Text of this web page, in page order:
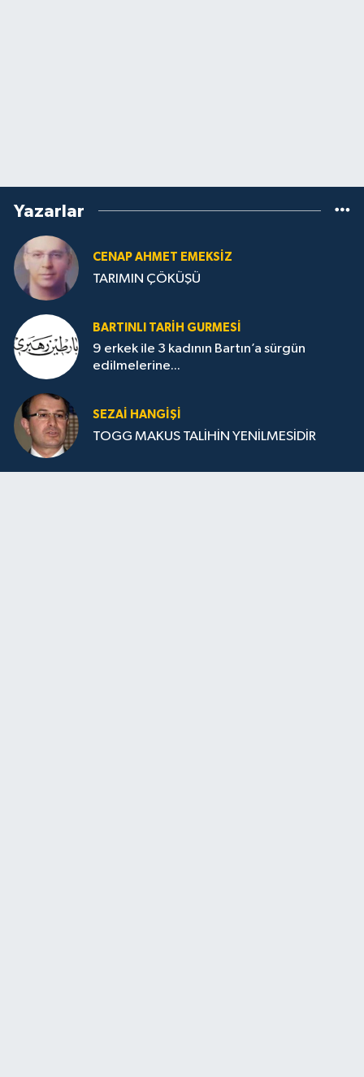
Yazarlar
CENAP AHMET EMEKSİZ
TARIMIN ÇÖKÜŞÜ
BARTINLI TARIH GURMESI
9 erkek ile 3 kadının Bartın’a sürgün
edilmelerine...
SEZAI HANGİŞİ
TOGG MAKUS TALİHİN YENİLMESİDİR